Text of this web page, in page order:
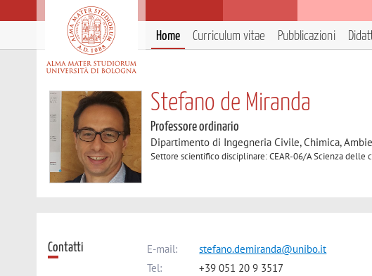
Home Curriculum vitae Pubblicazioni
Stefano de Miranda
Professore ordinario
Dipartimento di Ingegneria Civile, Chimica,
Settore scientifico disciplinare: CEAR-06/A Scienza delle
Contatti E-mail:
stefano.demiranda@unibo.it
Tel:
+39 051 20 9 3517